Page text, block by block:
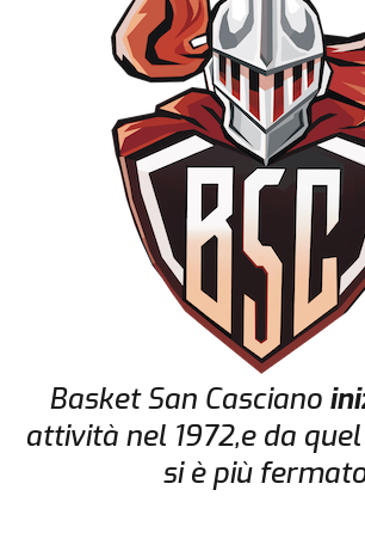
Basket San Casciano
attività nel 1972,e da
si è più